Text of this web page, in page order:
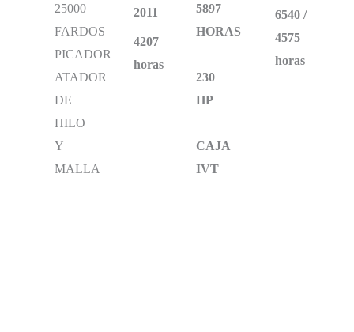
25000
FARDOS
PICADOR
ATADOR
DE
HILO
Y
MALLA
2011
4207
horas
5897
HORAS
230
HP
CAJA
IVT
6540 /
4575
horas